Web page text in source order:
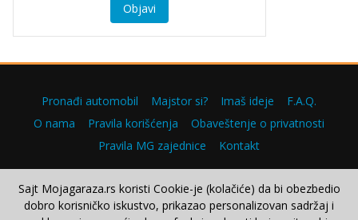
Objavi
Pronađi automobil Majstor si? Imaš ideje
F.A.Q.
O nama
Pravila korišćenja
Obaveštenje o privatnosti
Pravila MG zajednice
Kontakt
Copyright © 2000–2026.
Sajt Mojagaraza.rs koristi Cookie-je (kolačiće) da bi obezbedio
dobro korisničko iskustvo, prikazao personalizovan sadržaj i